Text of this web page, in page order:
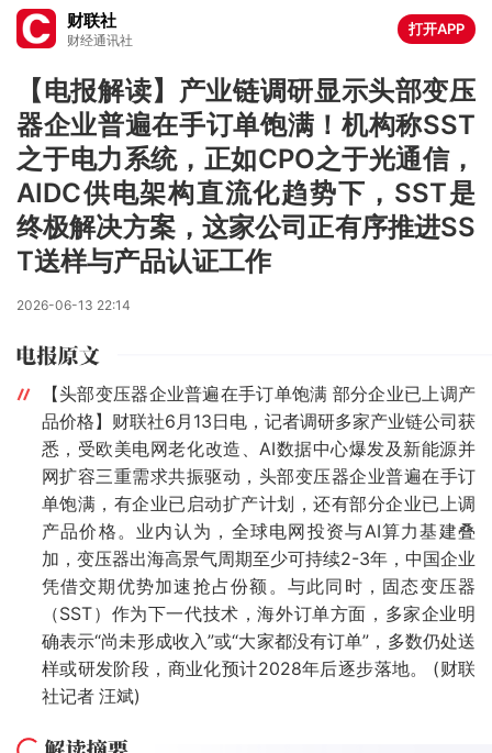
财联社
财经通讯社
打开APP
【电报解读】产业链调研显示头部变压
器企业普遍在手订单饱满！机构称SST
之于电力系统，正如CPO之于光通信，
AIDC供电架构直流化趋势下，SST是
终极解决方案，这家公司正有序推进SS
T送样与产品认证工作
2026-06-13 22:14
【头部变压器企业普遍在手订单饱满 部分企业已上调产
品价格】财联社6月13日电，记者调研多家产业链公司获
悉，受欧美电网老化改造、AI数据中心爆发及新能源并
网扩容三重需求共振驱动，头部变压器企业普遍在手订
单饱满，有企业已启动扩产计划，还有部分企业已上调
产品价格。业内认为，全球电网投资与AI算力基建叠
加，变压器出海高景气周期至少可持续2-3年，中国企业
凭借交期优势加速抢占份额。与此同时，固态变压器
（SST）作为下一代技术，海外订单方面，多家企业明
确表示“尚未形成收入”或“大家都没有订单”，多数仍处送
样或研发阶段，商业化预计2028年后逐步落地。 (财联
社记者 汪斌)